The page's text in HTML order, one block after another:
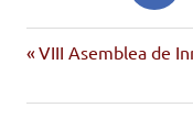
sociais
de
Entrada
VIII Asemblea de